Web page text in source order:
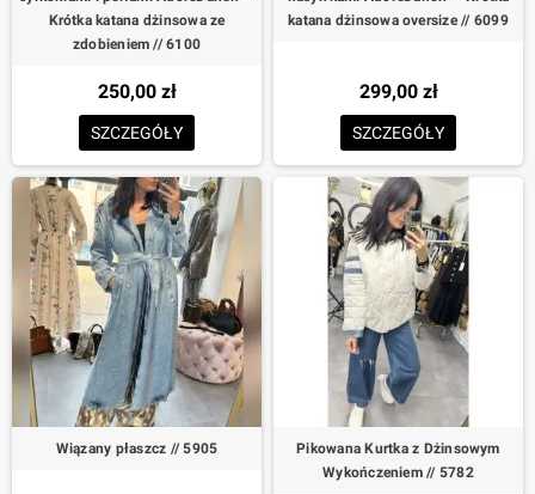
Krótka katana dżinsowa ze
zdobieniem // 6100
250,00 zł
SZCZEGÓŁY
katana dżinsowa oversize // 6099
299,00 zł
SZCZEGÓŁY
Wiązany płaszcz // 5905
Pikowana Kurtka z Dżinsowym
Wykończeniem // 5782